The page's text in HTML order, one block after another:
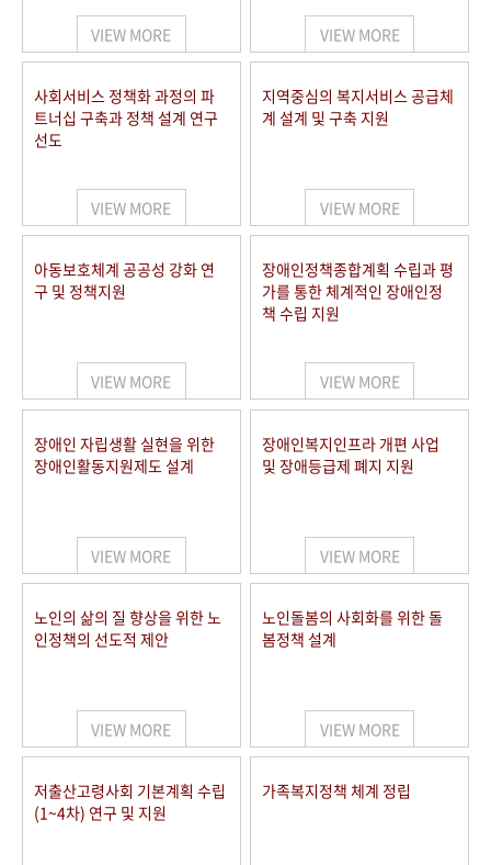
VIEW MORE VIEW MORE
사회서비스 정책화 과정의 파
트너십 구축과 정책 설계 연구
선도
VIEW MORE
지역중심의 복지서비스 공급체
계 설계 및 구축 지원
VIEW MORE
아동보호체계 공공성 강화 연
구 및 정책지원
VIEW MORE
장애인정책종합계획 수립과 평
가를 통한 체계적인 장애인정
책 수립 지원
VIEW MORE
장애인 자립생활 실현을 위한
장애인활동지원제도 설계
VIEW MORE
장애인복지인프라 개편 사업
및 장애등급제 폐지 지원
VIEW MORE
노인의 삶의 질 향상을 위한 노
인정책의 선도적 제안
VIEW MORE
노인돌봄의 사회화를 위한 돌
봄정책 설계
VIEW MORE
저출산고령사회 기본계획 수립
(1~4차) 연구 및 지원
가족복지정책 체계 정립